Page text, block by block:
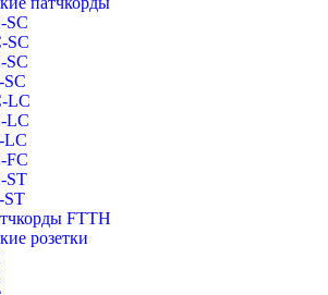
SC
SC
SC
SC
LC
LC
LC
FC
ST
ST
FTTH
розетки